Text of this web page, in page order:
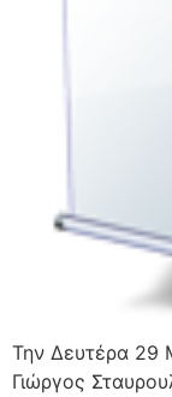
Την Δευτέρα 29
Γιώργος